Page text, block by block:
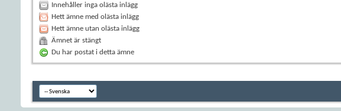
Innehåller inga olästa inlägg
Hett ämne med olästa inlägg
Hett ämne utan olästa inlägg
Ämnet är stängt
Du har postat i detta ämne